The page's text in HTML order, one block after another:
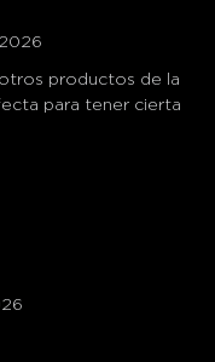
otros productos de la
para tener cierta